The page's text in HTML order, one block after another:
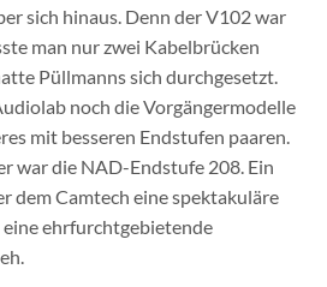
sich hinaus. Denn der V102 war
man nur zwei Kabelbrücken
Püllmanns sich durchgesetzt.
noch die Vorgängermodelle
mit besseren Endstufen paaren.
war die NAD-Endstufe 208. Ein
dem Camtech eine spektakuläre
ehrfurchtgebietende